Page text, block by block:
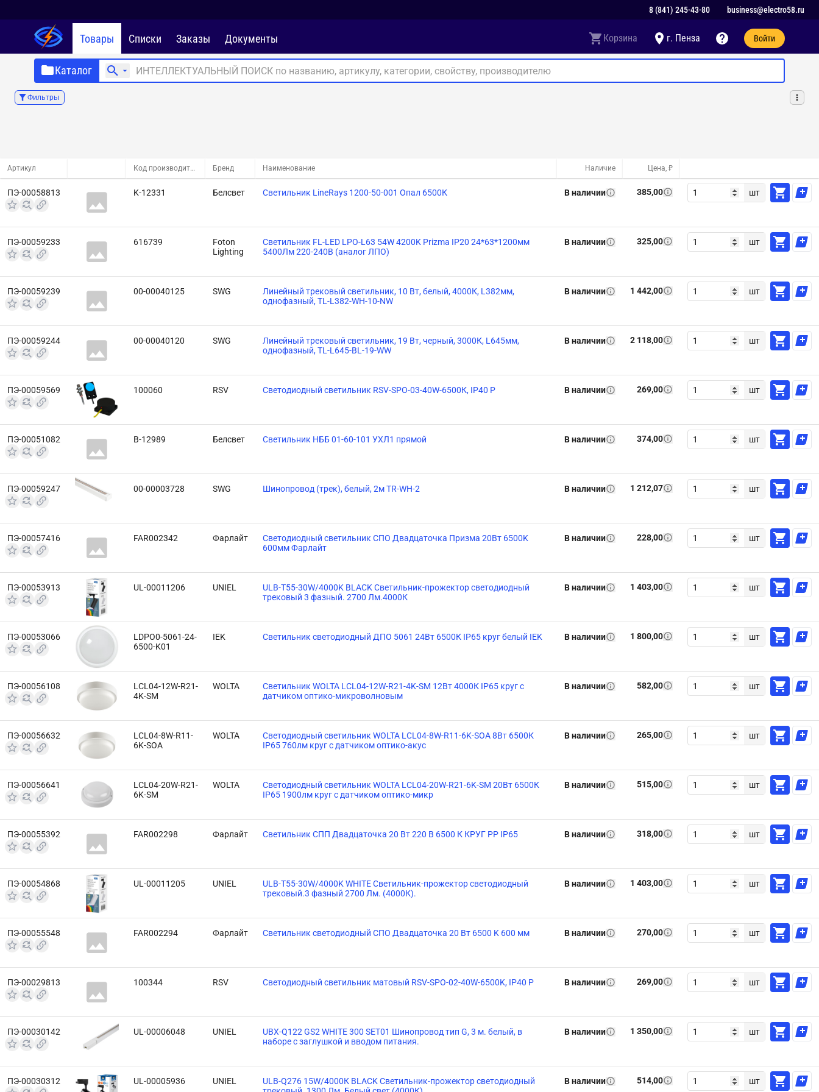
8 (841) 245-43-80 business@electro58.ru
Товары Списки Заказы Документы Корзина г. Пенза Войти
Каталог
Фильтры
Артикул Код производителя Бренд Наименование Наличие Цена, ₽
ПЭ-00058813 K-12331 Белсвет Светильник LineRays 1200-50-001 Опал 6500К В наличии 385,00 шт
ПЭ-00059233 616739
Foton
Lighting
Светильник FL-LED LPO-L63 54W 4200K Prizma IP20 24*63*1200мм
5400Лм 220-240В (аналог ЛПО)
В наличии 325,00 шт
ПЭ-00059239 00-00040125 SWG
Линейный трековый светильник, 10 Вт, белый, 4000К, L382мм,
однофазный, TL-L382-WH-10-NW
В наличии 1 442,00 шт
ПЭ-00059244 00-00040120 SWG
Линейный трековый светильник, 19 Вт, черный, 3000К, L645мм,
однофазный, TL-L645-BL-19-WW
В наличии 2 118,00 шт
ПЭ-00059569 100060 RSV Светодиодный светильник RSV-SPO-03-40W-6500К, IP40 Р В наличии 269,00 шт
ПЭ-00051082 В-12989 Белсвет Светильник НББ 01-60-101 УХЛ1 прямой В наличии 374,00 шт
ПЭ-00059247 00-00003728 SWG Шинопровод (трек), белый, 2м TR-WH-2 В наличии 1 212,07 шт
ПЭ-00057416 FAR002342 Фарлайт
Светодиодный светильник СПО Двадцаточка Призма 20Вт 6500K
600мм Фарлайт
В наличии 228,00 шт
ПЭ-00053913 UL-00011206 UNIEL
ULB-T55-30W/4000K BLACK Светильник-прожектор светодиодный
трековый 3 фазный. 2700 Лм.4000К
В наличии 1 403,00 шт
ПЭ-00053066
LDPO0-5061-24-
6500-K01
IEK Светильник светодиодный ДПО 5061 24Вт 6500К IP65 круг белый IEK В наличии 1 800,00 шт
ПЭ-00056108
LCL04-12W-R21-
4K-SM
WOLTA
Светильник WOLTA LCL04-12W-R21-4K-SM 12Вт 4000К IP65 круг с
датчиком оптико-микроволновым
В наличии 582,00 шт
ПЭ-00056632
LCL04-8W-R11-
6K-SOA
WOLTA
Светодиодный светильник WOLTA LCL04-8W-R11-6K-SOA 8Вт 6500К
IP65 760лм круг с датчиком оптико-акус
В наличии 265,00 шт
ПЭ-00056641
LCL04-20W-R21-
6K-SM
WOLTA
Светодиодный светильник WOLTA LCL04-20W-R21-6K-SM 20Вт 6500К
IP65 1900лм круг с датчиком оптико-микр
В наличии 515,00 шт
ПЭ-00055392 FAR002298 Фарлайт Светильник СПП Двадцаточка 20 Вт 220 В 6500 К КРУГ PP IP65 В наличии 318,00 шт
ПЭ-00054868 UL-00011205 UNIEL
ULB-T55-30W/4000K WHITE Светильник-прожектор светодиодный
трековый.3 фазный 2700 Лм. (4000К).
В наличии 1 403,00 шт
ПЭ-00055548 FAR002294 Фарлайт Светильник светодиодный СПО Двадцаточка 20 Вт 6500 K 600 мм В наличии 270,00 шт
ПЭ-00029813 100344 RSV Светодиодный светильник матовый RSV-SPO-02-40W-6500K, IP40 P В наличии 269,00 шт
ПЭ-00030142 UL-00006048 UNIEL
UBX-Q122 GS2 WHITE 300 SET01 Шинопровод тип G, 3 м. белый, в
наборе с заглушкой и вводом питания.
В наличии 1 350,00 шт
ПЭ-00030312 UL-00005936 UNIEL
ULB-Q276 15W/4000К BLACK Светильник-прожектор светодиодный
В наличии 514,00 шт